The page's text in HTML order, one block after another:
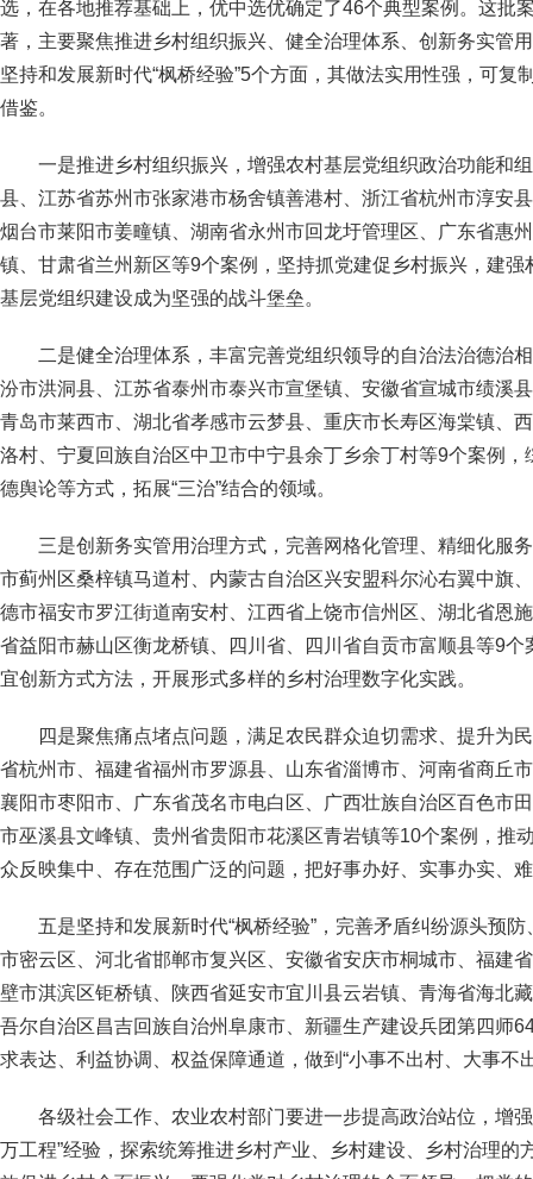
选，在各地推荐基础上，优中选优确定了46个典型案例。这批
著，主要聚焦推进乡村组织振兴、健全治理体系、创新务实管
坚持和发展新时代“枫桥经验”5个方面，其做法实用性强，可复
借鉴。
一是推进乡村组织振兴，增强农村基层党组织政治功能和
县、江苏省苏州市张家港市杨舍镇善港村、浙江省杭州市淳安
烟台市莱阳市姜疃镇、湖南省永州市回龙圩管理区、广东省惠
镇、甘肃省兰州新区等9个案例，坚持抓党建促乡村振兴，建
基层党组织建设成为坚强的战斗堡垒。
二是健全治理体系，丰富完善党组织领导的自治法治德治
汾市洪洞县、江苏省泰州市泰兴市宣堡镇、安徽省宣城市绩溪
青岛市莱西市、湖北省孝感市云梦县、重庆市长寿区海棠镇、
洛村、宁夏回族自治区中卫市中宁县余丁乡余丁村等9个案例
德舆论等方式，拓展“三治”结合的领域。
三是创新务实管用治理方式，完善网格化管理、精细化服
市蓟州区桑梓镇马道村、内蒙古自治区兴安盟科尔沁右翼中旗
德市福安市罗江街道南安村、江西省上饶市信州区、湖北省恩
省益阳市赫山区衡龙桥镇、四川省、四川省自贡市富顺县等9
宜创新方式方法，开展形式多样的乡村治理数字化实践。
四是聚焦痛点堵点问题，满足农民群众迫切需求、提升为
省杭州市、福建省福州市罗源县、山东省淄博市、河南省商丘
襄阳市枣阳市、广东省茂名市电白区、广西壮族自治区百色市
市巫溪县文峰镇、贵州省贵阳市花溪区青岩镇等10个案例，推
众反映集中、存在范围广泛的问题，把好事办好、实事办实、
五是坚持和发展新时代“枫桥经验”，完善矛盾纠纷源头预
市密云区、河北省邯郸市复兴区、安徽省安庆市桐城市、福建
壁市淇滨区钜桥镇、陕西省延安市宜川县云岩镇、青海省海北
吾尔自治区昌吉回族自治州阜康市、新疆生产建设兵团第四师
求表达、利益协调、权益保障通道，做到“小事不出村、大事不
各级社会工作、农业农村部门要进一步提高政治站位，增
万工程”经验，探索统筹推进乡村产业、乡村建设、乡村治理的